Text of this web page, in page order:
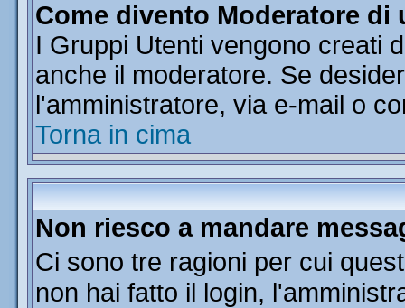
Come divento Moderatore di
I Gruppi Utenti vengono creati
anche il moderatore. Se
l'amministratore, via e-mail o
Torna in cima
Non riesco a mandare
Ci sono tre ragioni per cui
non hai fatto il login,